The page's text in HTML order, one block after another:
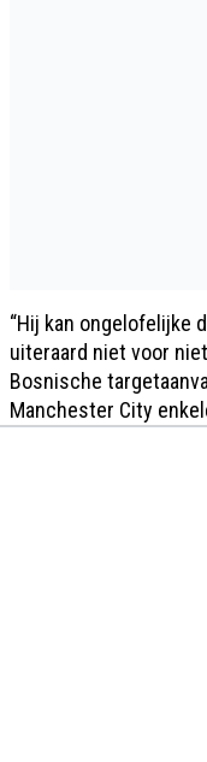
“Hij kan ongelofelijke
uiteraard niet voor
Bosnische
Manchester City